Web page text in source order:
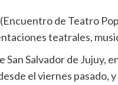
de Teatro
teatrales,
Salvador de Jujuy,
el viernes pasado,